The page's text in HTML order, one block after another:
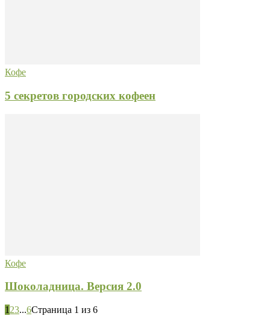
Кофе
5 секретов городских кофеен
Кофе
Шоколадница. Версия 2.0
1 23...6Страница 1 из 6